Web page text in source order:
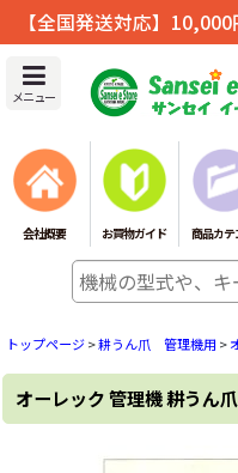
【全国発送対応】
メニュー
会社概要 お買物ガイド 商品カテ
トップページ>耕うん爪 管理機用 >
オーレック 管理機 耕うん